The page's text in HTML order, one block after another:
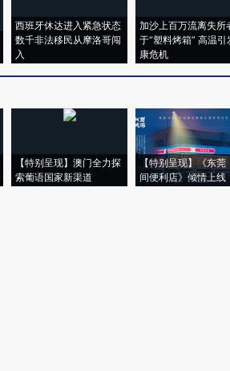
西班牙休达进入紧急状态
数千非法移民从摩洛哥闯
入
加沙上百万流离失所
于“塑料烤箱” 高温引
康危机
【特别呈现】澳门全力探
索葡语国家新渠道
【特别呈现】《东莞
间便利店》倾情上线